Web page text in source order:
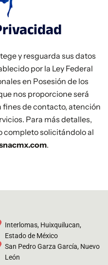
y resguarda sus datos
por la Ley Federal
en Posesión de los
nos proporcione será
fines de contacto, atención
Para más detalles,
completo solicitándolo al
.
Interlomas, Huixquilucan,
Estado de México
San Pedro Garza García, Nuevo
León